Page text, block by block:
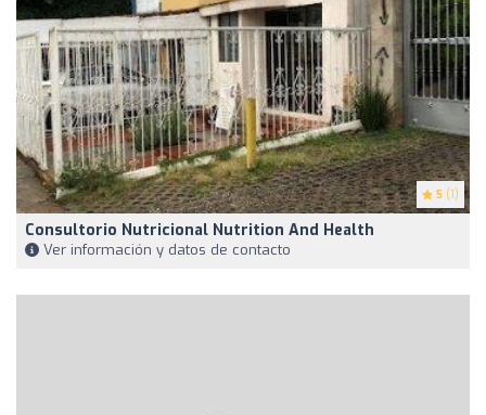
5 (1)
Consultorio Nutricional Nutrition And Health
Ver información y datos de contacto